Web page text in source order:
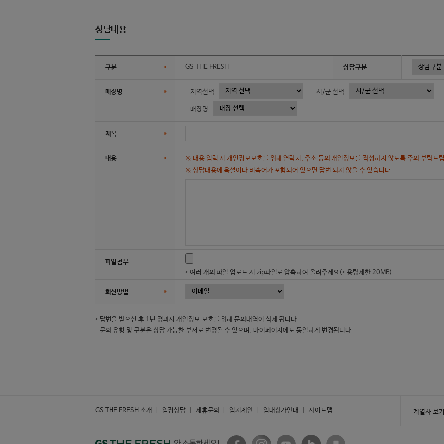
상담내용
구분 * GS THE FRESH 상담구분
매장명 * 지역선택 시/군 선택
매장명
제목 *
내용 *
※ 내용 입력 시 개인정보보호를 위해 연락처, 주소 등의 개인정보를 작성하지 않도록 주의 부탁드
※ 상담내용에 욕설이나 비속어가 포함되어 있으면 답변 되지 않을 수 있습니다.
파일첨부
* 여러 개의 파일 업로드 시 zip파일로 압축하여 올려주세요(* 용량제한 20MB)
회신방법 *
* 답변을 받으신 후 1년 경과시 개인정보 보호를 위해 문의내역이 삭제 됩니다.
문의 유형 및 구분은 상담 가능한 부서로 변경될 수 있으며, 마이페이지에도 동일하게 변경됩니다.
GS THE FRESH 소개 입점상담 제휴문의 입지제안 임대상가안내 사이트맵 계열사 보기